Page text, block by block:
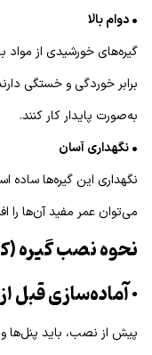
• دوام بالا
گیره‌های خورشیدی از
برابر خوردگی و خستگی
به‌صورت پایدار کار کنند.
• نگهداری آسان
نگهداری این گیره‌ها ساده
می‌توان عمر مفید آن‌ها را
نحوه نصب گیره
• آماده‌سازی قبل
پیش از نصب، باید پنل‌ها و